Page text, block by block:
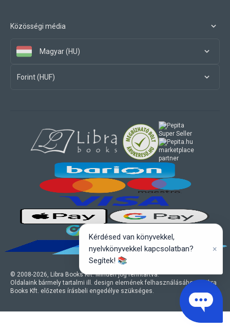
Közösségi média
Magyar (HU)
Forint (HUF)
© 2008-2026, Libra Books Kft. Minden jog fenntartva.
Oldalaink bármely tartalmi ill. design elemének felhasználásához a Libra
Books Kft. előzetes írásbeli engedélye szükséges.
marketplace
partner
Kérdésed van könyvekkel,
nyelvkönyvekkel kapcsolatban?
Segítek! 📚
×